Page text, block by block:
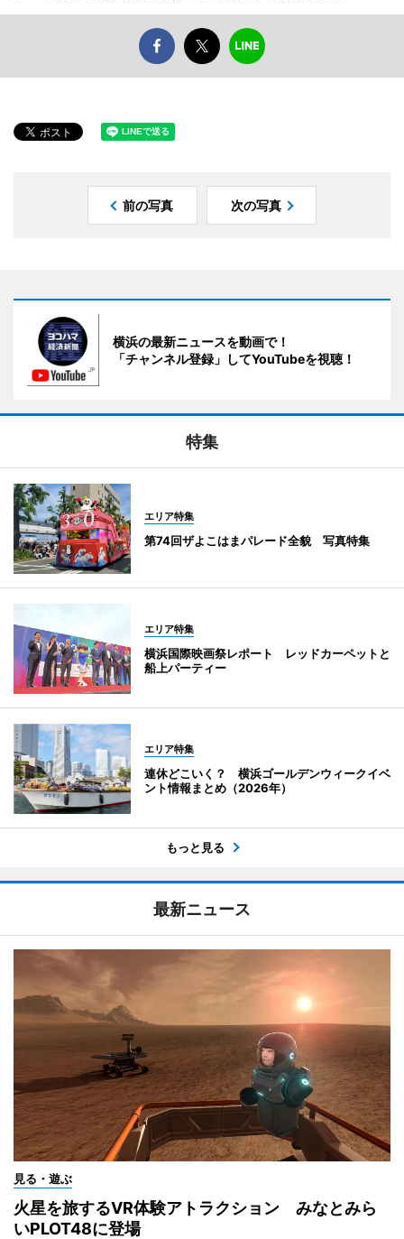
前の写真 次の写真
横浜の最新ニュースを動画で！
「チャンネル登録」してYouTubeを視聴！
特集
エリア特集
第74回ザよこはまパレード全貌 写真特集
エリア特集
横浜国際映画祭レポート レッドカーペットと
船上パーティー
エリア特集
連休どこいく？ 横浜ゴールデンウィークイベ
ント情報まとめ（2026年）
もっと見る
最新ニュース
見る・遊ぶ
火星を旅するVR体験アトラクション みなとみら
いPLOT48に登場